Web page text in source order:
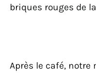
briques rouges de
Après le café,